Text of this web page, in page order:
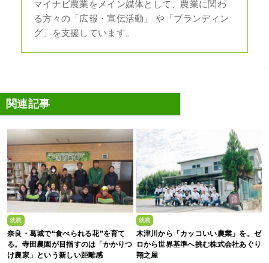
マイナビ農業をメイン媒体として、農業に関わ
る方々の「広報・宣伝活動」 や「ブランディン
グ」を支援しています。
関連記事
就農
奈良・葛城で“食べられる花”を育て
る。寺田農園が目指すのは「かかりつ
け農家」という新しい距離感
就農
木津川から「カッコいい農業」を。ゼ
ロから世界基準へ挑む株式会社あぐり
翔之屋